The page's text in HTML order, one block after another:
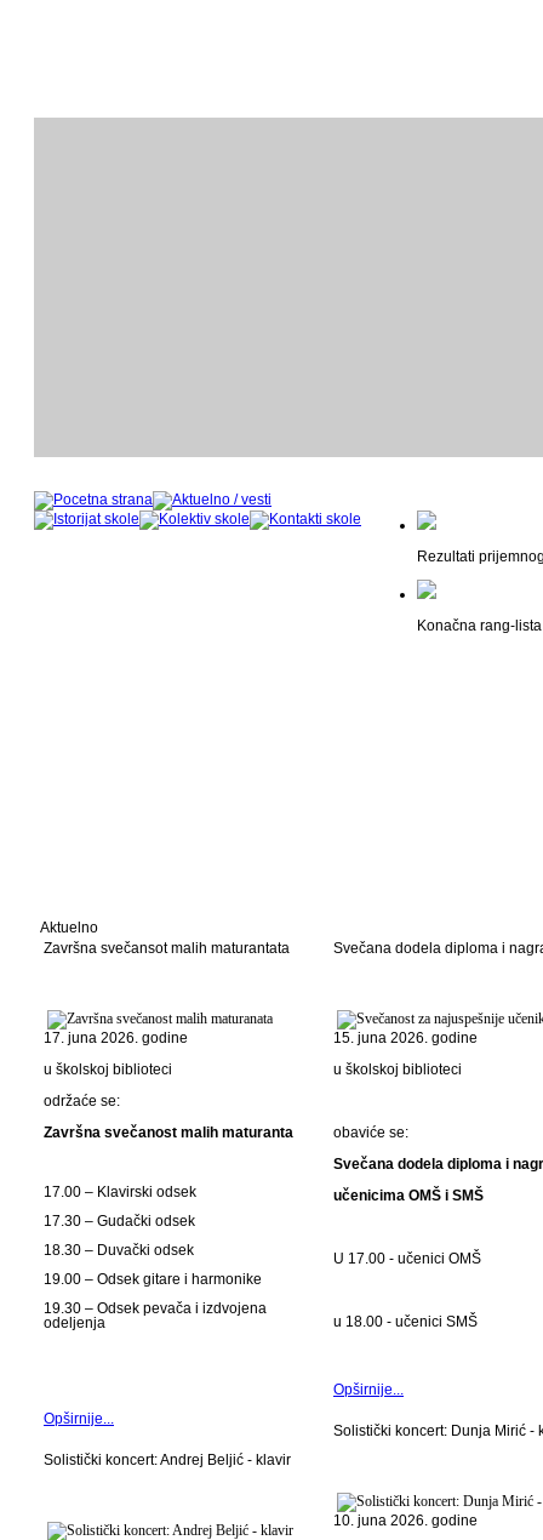
Rezultati
Konačna rang-
Aktuelno
Završna svečansot malih maturantata
17. juna 2026. godine
u školskoj biblioteci
održaće se:
Završna svečanost malih maturanta
17.00 – Klavirski odsek
17.30 – Gudački odsek
18.30 – Duvački odsek
19.00 – Odsek gitare i harmonike
19.30 – Odsek pevača i izdvojena
odeljenja
Opširnije...
Solistički koncert: Andrej Beljić - klavir
Svečana dodela diploma i
15. juna 2026. godine
u školskoj biblioteci
obaviće se:
Svečana dodela diploma i
učenicima OMŠ i SMŠ
U 17.00 - učenici OMŠ
u 18.00 - učenici SMŠ
Opširnije...
Solistički koncert: Dunja Mirić -
10. juna 2026. godine